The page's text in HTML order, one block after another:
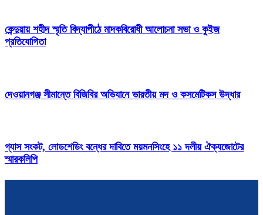
কেন্দুয়ায় শহীদ স্মৃতি বিদ্যাপীঠে মাদকবিরোধী আলোচনা সভা ও কুইজ
প্রতিযোগিতা
দেওয়ানগঞ্জ সীমান্তে বিজিবির অভিযানে ভারতীয় মদ ও কসমেটিকস উদ্ধার
গ্যাস সংকট, লোডশেডিং বন্ধের দাবিতে ময়মনসিংহে ১১ দলীয় ঐক্যজোটের
স্মারকলিপি